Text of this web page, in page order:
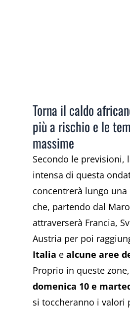
Torna il caldo
più a rischio e le
massime
Secondo le previsioni,
intensa di questa
concentrerà lungo
che, partendo dal
attraverserà Francia,
Austria per poi
Italia ealcune aree
Proprio in queste
domenica 10 e
si toccheranno i valori